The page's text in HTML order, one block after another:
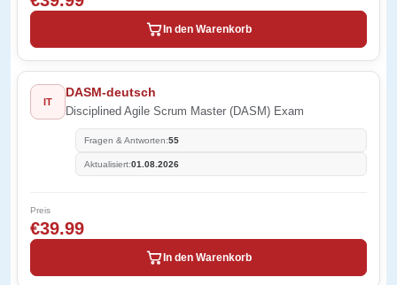
In den Warenkorb
IT
DASM-deutsch
Disciplined Agile Scrum Master (DASM) Exam
Fragen & Antworten:55
Aktualisiert:01.08.2026
Preis
€39.99
In den Warenkorb